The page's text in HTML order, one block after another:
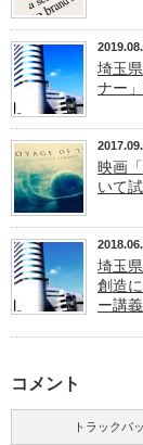
埼玉
ナー
映画
いて
埼玉
創造
ー講
コメント
トラックバ